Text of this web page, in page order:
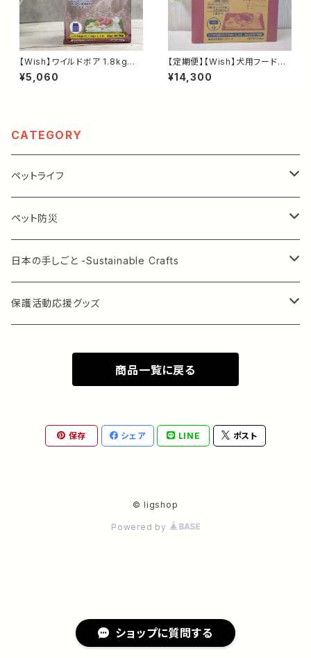
ショップに質問する
【Wish】ワイルドボア 1.8kg｜
イノシシ・魚・ターキーのグレイ
ンフリードッグフード｜高たんぱ
¥5,060
【定期便】【Wish】犬用フード｜
ワイルドベニソン 5.4kg｜グレ
インフリー・鹿肉ドッグフード｜
¥14,300
CATEGORY
ペットライフ
ドッグフード
ウィッシュ [定期配送あり] 箱5.4kg
ウィッシュ 1.8kg
キャットフード
ウィッシュ
ペットのおやつ
国産ポークジャーキー
fullove PET～フルラブペット～
無添加リグラ石鹸
ペット防災
クレート
クレートタグ
日本の手しごと -Sustainable Crafts
着物アップサイクル -Kimono Upcycling
和食器 -Japanese Tableware
和雑貨 -Japanese Lifestyle Goods
保護活動応援グッズ
オリジナルクリアファイル
ペット似顔絵（オリジナル）
商品一覧に戻る
保存 シェア LINE ポスト
© ligshop
Powered by